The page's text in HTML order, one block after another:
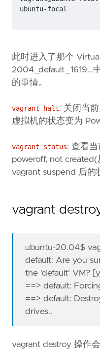
ubuntu-focal
此时进入了那个
2004_default_1619...
的事情。
vagrant halt: 关闭当
虚拟机的状态变为
vagrant status: 查看
poweroff, not
vagrant suspend 后的
vagrant
ubuntu-20.04$
default: Are you
the 'default' VM?
==> default:
==> default:
drives..
vagrant destroy 操作